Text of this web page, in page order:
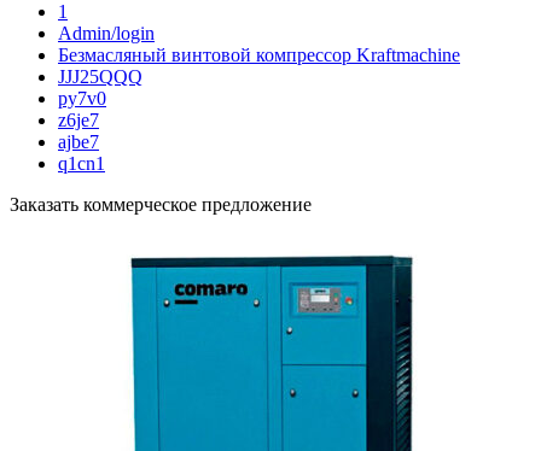
1
Admin/login
Безмасляный винтовой компрессор Kraftmaсhine
JJJ25QQQ
py7v0
z6je7
ajbe7
q1cn1
Заказать коммерческое предложение